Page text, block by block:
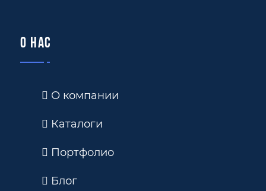
О нас
О компании
Каталоги
Портфолио
Блог